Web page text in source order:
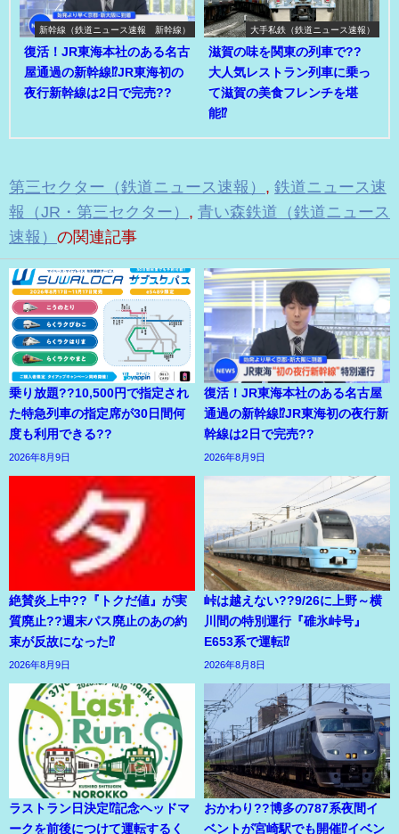
新幹線（鉄道ニュース速報 新幹線）
復活！JR東海本社のある名古
屋通過の新幹線⁉JR東海初の
夜行新幹線は2日で完売??
大手私鉄（鉄道ニュース速報）
滋賀の味を関東の列車で??
大人気レストラン列車に乗っ
て滋賀の美食フレンチを堪
能⁉
第三セクター（鉄道ニュース速報）
鉄道ニュース速
報（JR・第三セクター）
青い森鉄道（鉄道ニュース
速報） の関連記事
乗り放題??10,500円で指定され
た特急列車の指定席が30日間何
度も利用できる??
2026年8月9日
復活！JR東海本社のある名古屋
通過の新幹線⁉JR東海初の夜行新
幹線は2日で完売??
2026年8月9日
絶賛炎上中??『トクだ値』が実
質廃止??週末パス廃止のあの約
束が反故になった⁉
2026年8月9日
峠は越えない??9/26に上野～横
川間の特別運行『碓氷峠号』
E653系で運転⁉
2026年8月8日
ラストラン日決定⁉記念ヘッドマ
ークを前後につけて運転するく
おかわり??博多の787系夜間イ
ベントが宮崎駅でも開催⁉イベン